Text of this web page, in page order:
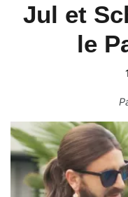
Jul et
le